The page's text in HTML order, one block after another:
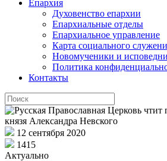
Епархия
Духовенство епархии
Епархиальные отделы
Епархиальное управление
Карта социального
Новомученики и
Политика
Контакты
12 сентября 2020
1415
Актуально